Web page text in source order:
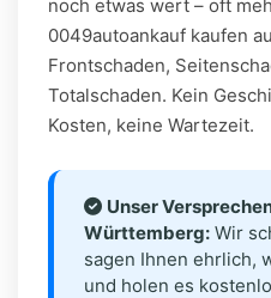
noch etwas wert – oft
0049autoankauf kaufen
Frontschaden,
Totalschaden. Kein
Kosten, keine Wartezeit.
Unser
Württemberg: Wir
sagen Ihnen ehrlich,
und holen es